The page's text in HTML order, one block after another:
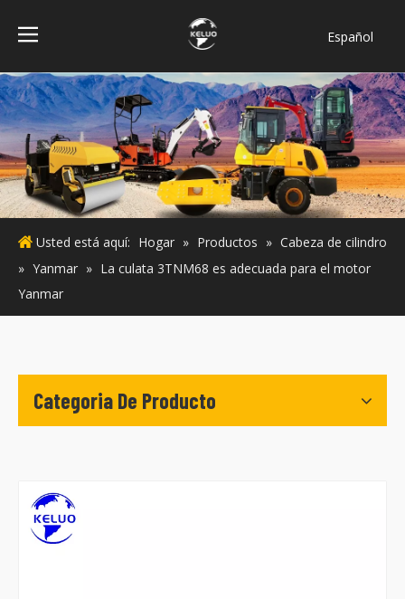
Español
Bahasa
indonesia
Türk dili
ไทย
Italiano
Deutsch
Português
Pусский
Usted está aquí: Hogar » Productos » Cabeza de cilindro
» Yanmar » La culata 3TNM68 es adecuada para el motor
Yanmar
Categoria De Producto